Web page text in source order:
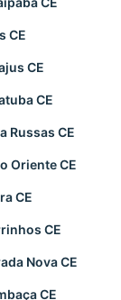
CE
CE
CE
Russas CE
Oriente CE
CE
CE
Nova CE
CE